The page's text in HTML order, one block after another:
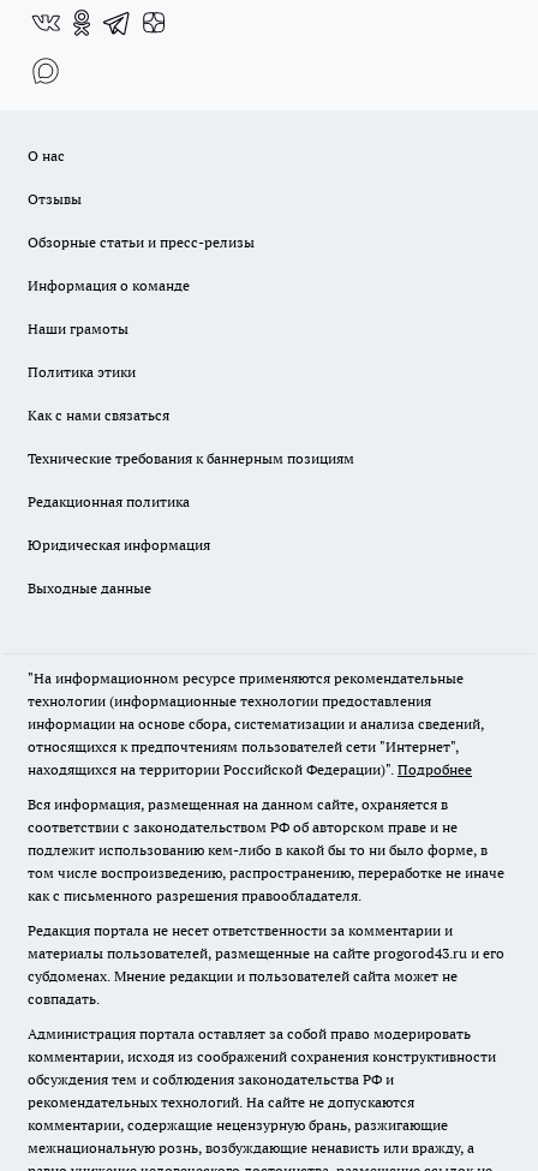
О нас
Отзывы
Обзорные статьи и пресс-релизы
Информация о команде
Наши грамоты
Политика этики
Как с нами связаться
Технические требования к баннерным позициям
Редакционная политика
Юридическая информация
Выходные данные
"На информационном ресурсе применяются рекомендательные
технологии (информационные технологии предоставления
информации на основе сбора, систематизации и анализа сведений,
относящихся к предпочтениям пользователей сети "Интернет",
находящихся на территории Российской Федерации)". Подробнее
Вся информация, размещенная на данном сайте, охраняется в
соответствии с законодательством РФ об авторском праве и не
подлежит использованию кем-либо в какой бы то ни было форме, в
том числе воспроизведению, распространению, переработке не иначе
как с письменного разрешения правообладателя.
Редакция портала не несет ответственности за комментарии и
материалы пользователей, размещенные на сайте progorod43.ru и его
субдоменах. Мнение редакции и пользователей сайта может не
совпадать.
Администрация портала оставляет за собой право модерировать
комментарии, исходя из соображений сохранения конструктивности
обсуждения тем и соблюдения законодательства РФ и
рекомендательных технологий. На сайте не допускаются
комментарии, содержащие нецензурную брань, разжигающие
межнациональную рознь, возбуждающие ненависть или вражду, а